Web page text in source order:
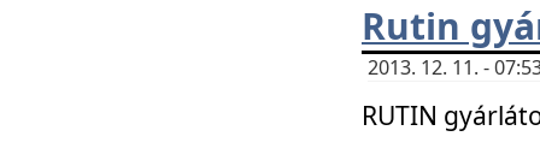
Rutin
2013. 12. 11. -
RUTIN